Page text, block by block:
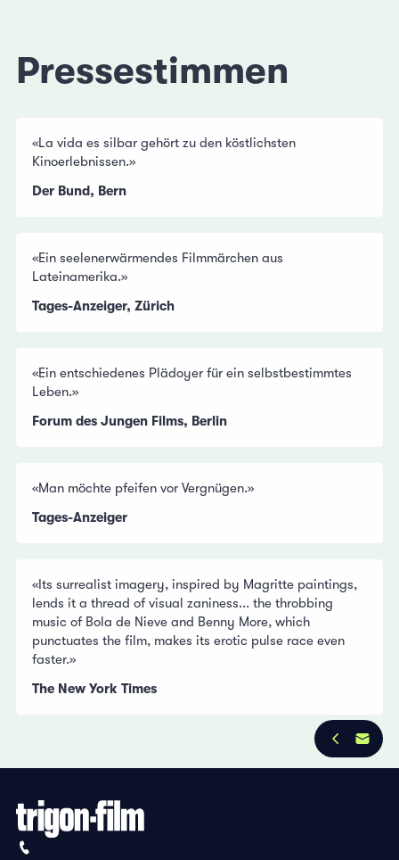
Pressestimmen
«La vida es silbar gehört zu den köstlichsten
Kinoerlebnissen.»
Der Bund, Bern
«Ein seelenerwärmendes Filmmärchen aus
Lateinamerika.»
Tages-Anzeiger, Zürich
«Ein entschiedenes Plädoyer für ein selbstbestimmtes
Leben.»
Forum des Jungen Films, Berlin
«Man möchte pfeifen vor Vergnügen.»
Tages-Anzeiger
«Its surrealist imagery, inspired by Magritte paintings,
lends it a thread of visual zaniness... the throbbing
music of Bola de Nieve and Benny More, which
punctuates the film, makes its erotic pulse race even
faster.»
The New York Times